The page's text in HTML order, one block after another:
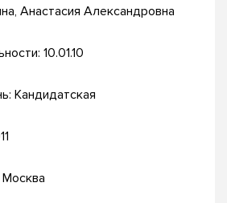
Анастасия Александровна
10.01.10
Кандидатская
Москва